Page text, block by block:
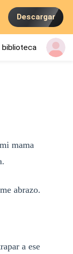
Descargar
biblioteca
mama
abrazo.
a ese